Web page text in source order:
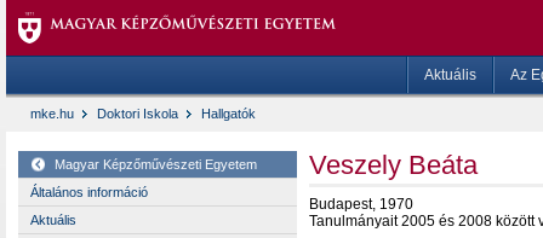
Aktuális Az
mke.hu Doktori Iskola Hallgatók
Magyar Képzőművészeti Egyetem
Általános információ
Aktuális
Veszely Beáta
Budapest, 1970
Tanulmányait 2005 és 2008 között